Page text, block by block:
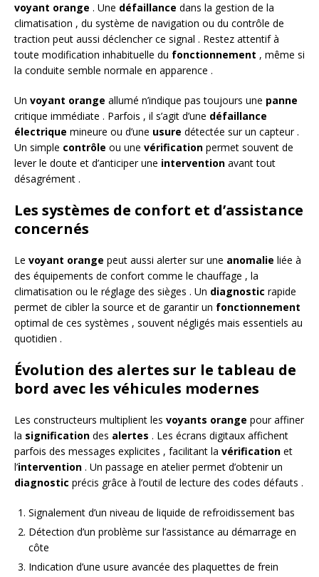
voyant orange . Une défaillance dans la gestion de la
climatisation , du système de navigation ou du contrôle de
traction peut aussi déclencher ce signal . Restez attentif à
toute modification inhabituelle du fonctionnement , même si
la conduite semble normale en apparence .
Un voyant orange allumé n’indique pas toujours une panne
critique immédiate . Parfois , il s’agit d’une défaillance
électrique mineure ou d’une usure détectée sur un capteur .
Un simple contrôle ou une vérification permet souvent de
lever le doute et d’anticiper une intervention avant tout
désagrément .
Les systèmes de confort et d’assistance
concernés
Le voyant orange peut aussi alerter sur une anomalie liée à
des équipements de confort comme le chauffage , la
climatisation ou le réglage des sièges . Un diagnostic rapide
permet de cibler la source et de garantir un fonctionnement
optimal de ces systèmes , souvent négligés mais essentiels au
quotidien .
Évolution des alertes sur le tableau de
bord avec les véhicules modernes
Les constructeurs multiplient les voyants orange pour affiner
la signification des alertes . Les écrans digitaux affichent
parfois des messages explicites , facilitant la vérification et
l’intervention . Un passage en atelier permet d’obtenir un
diagnostic précis grâce à l’outil de lecture des codes défauts .
Signalement d’un niveau de liquide de refroidissement bas
Détection d’un problème sur l’assistance au démarrage en
côte
Indication d’une usure avancée des plaquettes de frein